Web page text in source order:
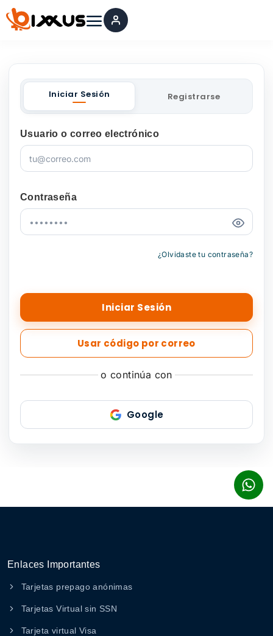
al
Iniciar Sesión Registrarse
Usuario o correo electrónico
Contraseña
¿Olvidaste tu contraseña?
Iniciar Sesión
Usar código por correo
o continúa con
Google
Enlaces Importantes
Tarjetas prepago anónimas
Tarjetas Virtual sin SSN
Tarjeta virtual Visa